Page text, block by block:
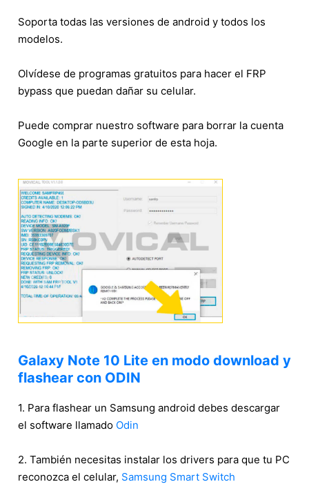
Soporta todas las versiones de android y todos los
modelos.
Olvídese de programas gratuitos para hacer el FRP
bypass que puedan dañar su celular.
Puede comprar nuestro software para borrar la cuenta
Google en la parte superior de esta hoja.
Galaxy Note 10 Lite en modo download y
flashear con ODIN
1. Para flashear un Samsung android debes descargar
el software llamado Odin
2. También necesitas instalar los drivers para que tu PC
reconozca el celular, Samsung Smart Switch